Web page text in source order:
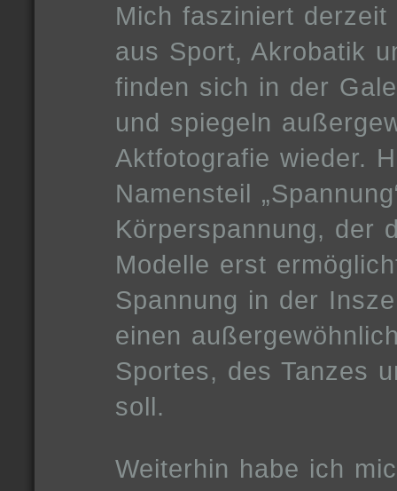
Mich fasziniert
aus Sport, Akrobatik
finden sich in der
und spiegeln
Aktfotografie wieder.
Namensteil
Körperspannung, der
Modelle erst
Spannung in der
einen
Sportes, des Tanzes
soll.
Weiterhin habe ich